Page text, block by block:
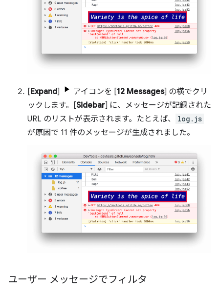
[Expand] アイコンを [12 Messages] の横でクリ
ックします。[Sidebar] に、メッセージが記録された
URL のリストが表示されます。たとえば、
log.js
が原因で 11 件のメッセージが生成されました。
ユーザー メッセージでフィルタ